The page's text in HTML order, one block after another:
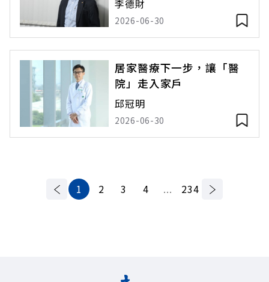
李德財
2026-06-30
居家醫療下一步，讓「醫
院」走入家戶
邱冠明
2026-06-30
1 2 3 4 ... 234